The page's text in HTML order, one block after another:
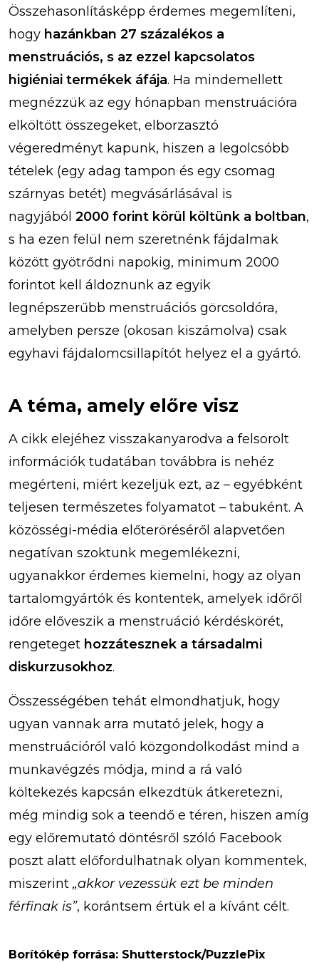
Összehasonlításképp érdemes megemlíteni,
hogy hazánkban 27 százalékos a
menstruációs, s az ezzel kapcsolatos
higiéniai termékek áfája. Ha mindemellett
megnézzük az egy hónapban menstruációra
elköltött összegeket, elborzasztó
végeredményt kapunk, hiszen a legolcsóbb
tételek (egy adag tampon és egy csomag
szárnyas betét) megvásárlásával is
nagyjából 2000 forint körül költünk a boltban,
s ha ezen felül nem szeretnénk fájdalmak
között gyötrődni napokig, minimum 2000
forintot kell áldoznunk az egyik
legnépszerűbb menstruációs görcsoldóra,
amelyben persze (okosan kiszámolva) csak
egyhavi fájdalomcsillapítót helyez el a gyártó.
A téma, amely előre visz
A cikk elejéhez visszakanyarodva a felsorolt
információk tudatában továbbra is nehéz
megérteni, miért kezeljük ezt, az – egyébként
teljesen természetes folyamatot – tabuként. A
közösségi-média előteröréséről alapvetően
negatívan szoktunk megemlékezni,
ugyanakkor érdemes kiemelni, hogy az olyan
tartalomgyártók és kontentek, amelyek időről
időre előveszik a menstruáció kérdéskörét,
rengeteget hozzátesznek a társadalmi
diskurzusokhoz.
Összességében tehát elmondhatjuk, hogy
ugyan vannak arra mutató jelek, hogy a
menstruációról való közgondolkodást mind a
munkavégzés módja, mind a rá való
költekezés kapcsán elkezdtük átkeretezni,
még mindig sok a teendő e téren, hiszen amíg
egy előremutató döntésről szóló Facebook
poszt alatt előfordulhatnak olyan kommentek,
miszerint „akkor vezessük ezt be minden
férfinak is”, korántsem értük el a kívánt célt.
Borítókép forrása: Shutterstock/PuzzlePix